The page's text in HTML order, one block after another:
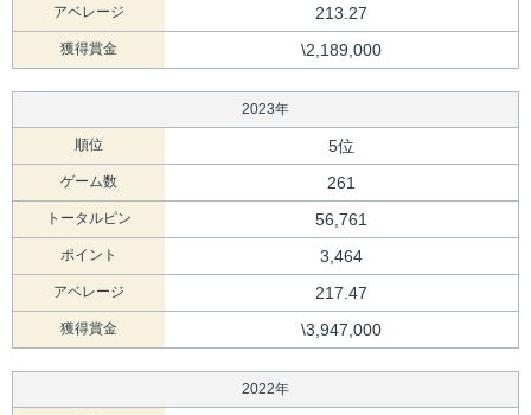
アベレージ 213.27
獲得賞金 \2,189,000
2023年
順位 5位
ゲーム数 261
トータルピン 56,761
ポイント 3,464
アベレージ 217.47
獲得賞金 \3,947,000
2022年